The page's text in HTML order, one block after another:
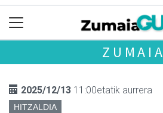
ZUMAIA
2025/12/13 11:00etatik aurrera
HITZALDIA